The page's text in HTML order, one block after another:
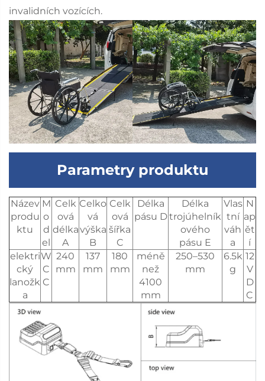
invalidních vozících.
Parametry produktu
Název
produ
ktu
M
o
d
el
Celk
ová
délka
A
Celko
vá
výška
B
Celk
ová
šířka
C
Délka
pásu D
Délka
trojúhelník
ového
pásu E
Vlas
tní
váh
a
N
ap
ět
í
elektri
cký
lanožk
a
W
C
C
240
mm
137
mm
180
mm
méně
než
4100
mm
250–530
mm
6.5k
g
12
V
D
C